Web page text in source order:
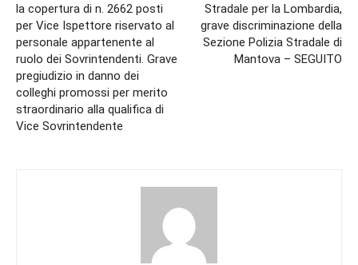
la copertura di n. 2662 posti
per Vice Ispettore riservato al
personale appartenente al
ruolo dei Sovrintendenti. Grave
pregiudizio in danno dei
colleghi promossi per merito
straordinario alla qualifica di
Vice Sovrintendente
Stradale per la Lombardia,
grave discriminazione della
Sezione Polizia Stradale di
Mantova – SEGUITO